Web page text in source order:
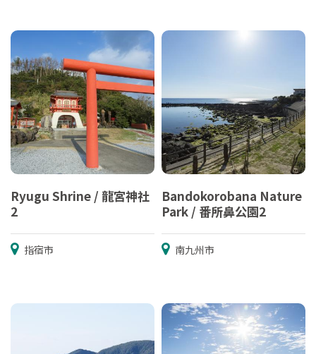
Ryugu Shrine / 龍宮神社
2
指宿市
Bandokorobana Nature
Park / 番所鼻公園2
南九州市